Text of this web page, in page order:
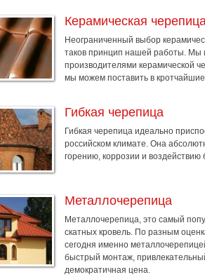
Керамическая
Неограниченный выбор
таков принцип нашей работы. Мы
производителями керамической
мы можем поставить в
Гибкая черепица
Гибкая черепица идеально
российском климате. Она
горению, коррозии и воздействию
Металлочерепица
Металлочерепица, это самый
скатных кровель. По разным
сегодня именно
быстрый монтаж,
демократичная цена.